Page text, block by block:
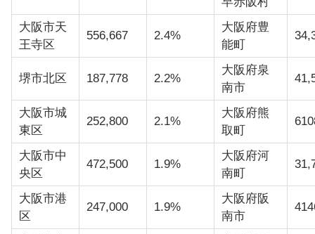
大阪市天
王寺区
556,667 2.4%
大阪府豊
能町
堺市北区 187,778 2.2%
大阪府泉
南市
大阪市城
東区
252,800 2.1%
大阪府熊
取町
大阪市中
央区
472,500 1.9%
大阪府河
南町
大阪市港
区
247,000 1.9%
大阪府阪
南市